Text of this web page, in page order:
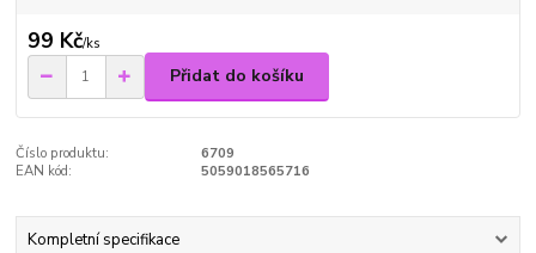
99 Kč/ks
Přidat do košíku
Číslo produktu:
6709
EAN kód:
5059018565716
Kompletní specifikace